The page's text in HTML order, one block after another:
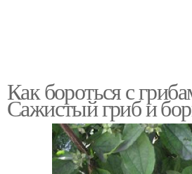
Как бороться с
Сажистый гриб и